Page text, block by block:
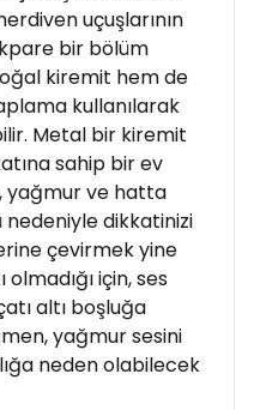
uçuşlarının
bir bölüm
kiremit hem de
kullanılarak
Metal bir kiremit
sahip bir ev
yağmur ve hatta
nedeniyle dikkatinizi
çevirmek yine
için, ses
altı boşluğa
yağmur sesini
neden olabilecek